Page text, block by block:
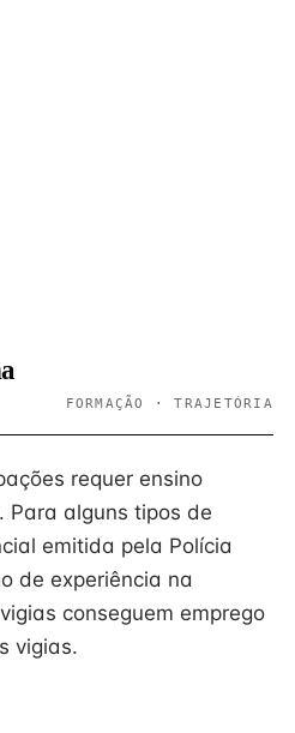
FORMAÇÃO · TRAJETÓRIA
requer ensino
Para alguns tipos de
emitida pela Polícia
de experiência na
conseguem emprego
vigias.